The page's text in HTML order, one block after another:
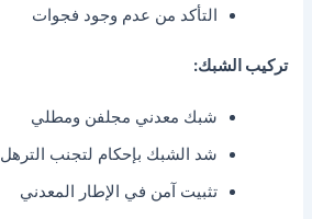
التأكد من عدم وجود فجوات
تركيب الشبك:
شبك معدني مجلفن ومطلي
شد الشبك بإحكام لتجنب الترهل
تثبيت آمن في الإطار المعدني